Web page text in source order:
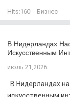
Hits:160 Бизнес
В Нидерландах
Искусственным
июль 21,2026
В Нидерландах